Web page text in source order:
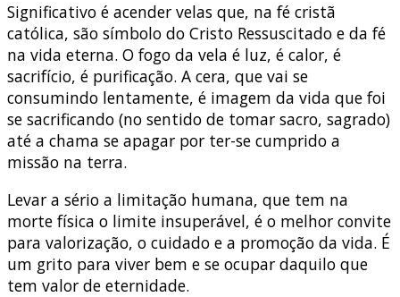
Significativo é acender velas que, na fé cristã
católica, são símbolo do Cristo Ressuscitado e da fé
na vida eterna. O fogo da vela é luz, é calor, é
sacrifício, é purificação. A cera, que vai se
consumindo lentamente, é imagem da vida que foi
se sacrificando (no sentido de tomar sacro, sagrado)
até a chama se apagar por ter-se cumprido a
missão na terra.
Levar a sério a limitação humana, que tem na
morte física o limite insuperável, é o melhor convite
para valorização, o cuidado e a promoção da vida. É
um grito para viver bem e se ocupar daquilo que
tem valor de eternidade.